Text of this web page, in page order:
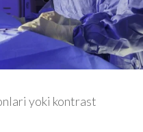
yoki kontrast